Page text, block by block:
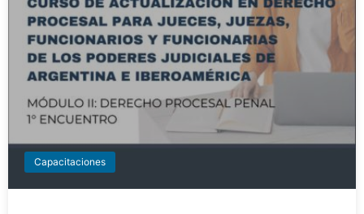
Capacitaciones